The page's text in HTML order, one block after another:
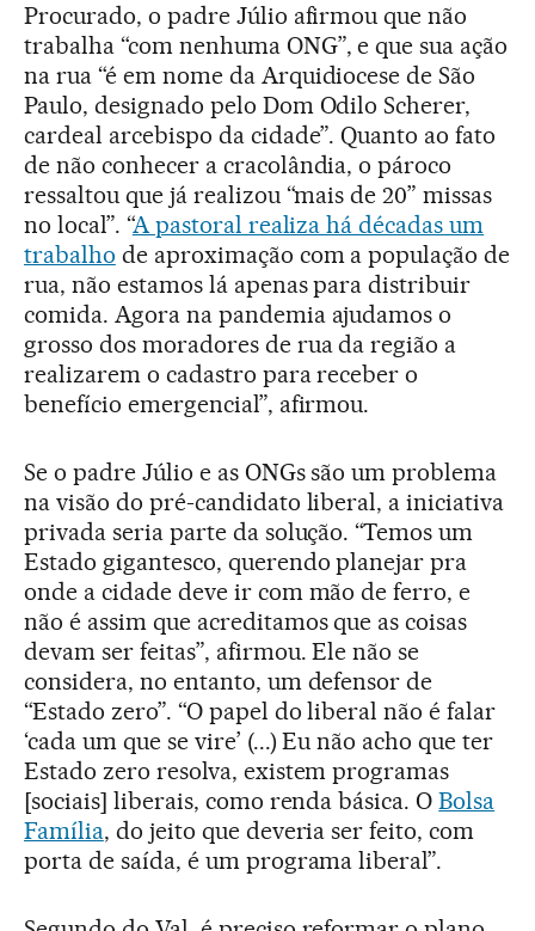
Procurado, o padre Júlio afirmou que não
trabalha “com nenhuma ONG”, e que sua ação
na rua “é em nome da Arquidiocese de São
Paulo, designado pelo Dom Odilo Scherer,
cardeal arcebispo da cidade”. Quanto ao fato
de não conhecer a cracolândia, o pároco
ressaltou que já realizou “mais de 20” missas
no local”. “A pastoral realiza há décadas um
trabalho de aproximação com a população de
rua, não estamos lá apenas para distribuir
comida. Agora na pandemia ajudamos o
grosso dos moradores de rua da região a
realizarem o cadastro para receber o
benefício emergencial”, afirmou.
Se o padre Júlio e as ONGs são um problema
na visão do pré-candidato liberal, a iniciativa
privada seria parte da solução. “Temos um
Estado gigantesco, querendo planejar pra
onde a cidade deve ir com mão de ferro, e
não é assim que acreditamos que as coisas
devam ser feitas”, afirmou. Ele não se
considera, no entanto, um defensor de
“Estado zero”. “O papel do liberal não é falar
‘cada um que se vire’ (...) Eu não acho que ter
Estado zero resolva, existem programas
[sociais] liberais, como renda básica. OBolsa
Família, do jeito que deveria ser feito, com
porta de saída, é um programa liberal”.